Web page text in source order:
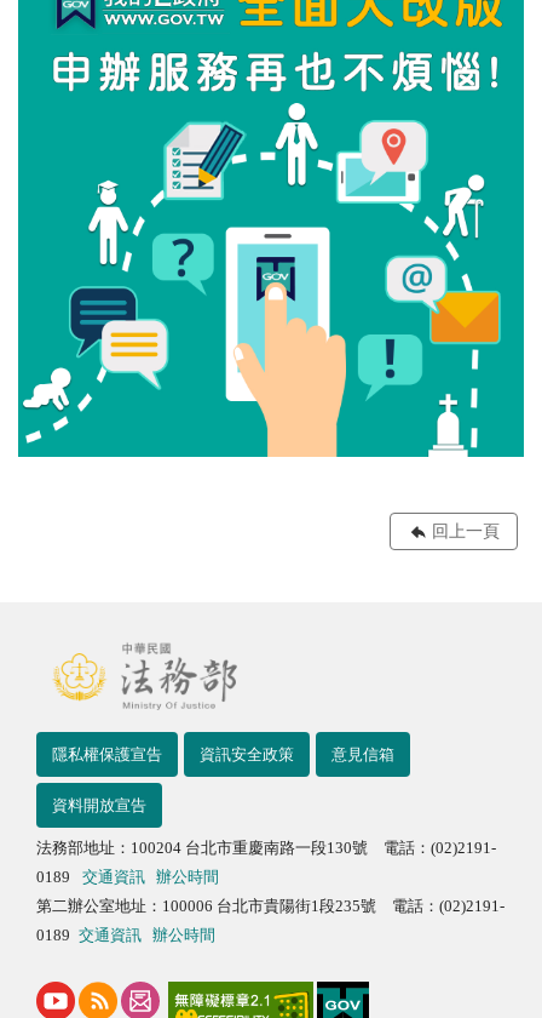
回上一頁
隱私權保護宣告 資訊安全政策 意見信箱
資料開放宣告
法務部地址：100204 台北市重慶南路一段130號 電話：(02)2191-
0189
交通資訊
辦公時間
第二辦公室地址：100006 台北市貴陽街1段235號 電話：(02)2191-
0189 交通資訊 辦公時間